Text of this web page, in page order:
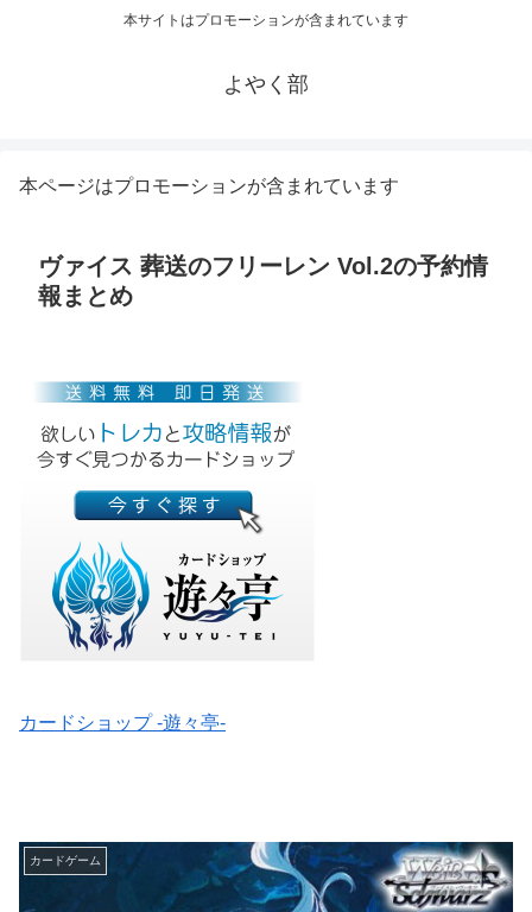
本サイトはプロモーションが含まれています
よやく部
本ページはプロモーションが含まれています
ヴァイス 葬送のフリーレン Vol.2の予約情
報まとめ
カードショップ -遊々亭-
カードゲーム